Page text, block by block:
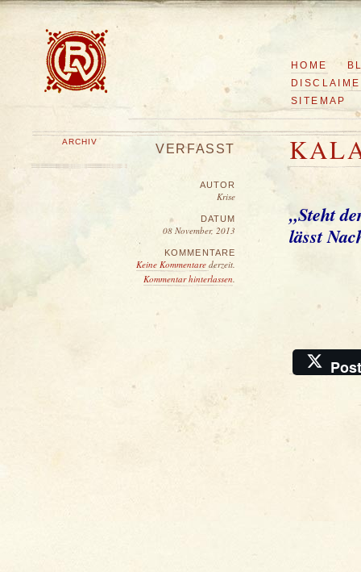
HOME
SITEMAP
ARCHIV
VERFASST
AUTOR
Krise
DATUM
08 November, 2013
KOMMENTARE
Keine Kommentare derzeit.
Kommentar hinterlassen.
„Steht
lässt
Post